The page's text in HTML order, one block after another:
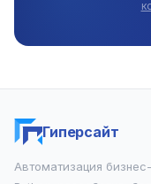
Гиперсайт
Автоматизация